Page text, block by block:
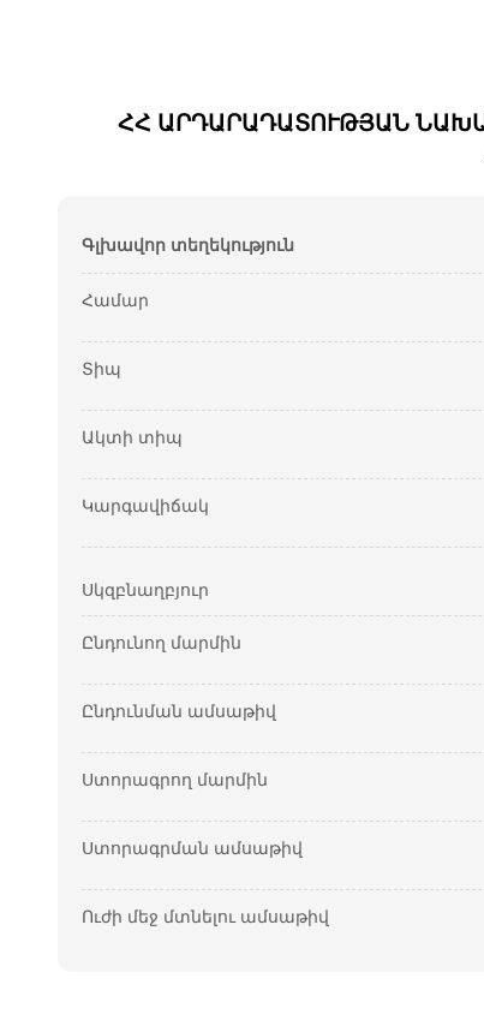
ՀՀ ԱՐԴԱՐԱԴԱՏՈՒԹՅԱՆ
Գլխավոր տեղեկություն
Համար
Տիպ
Ակտի տիպ
Կարգավիճակ
Սկզբնաղբյուր
Ընդունող մարմին
Ընդունման ամսաթիվ
Ստորագրող մարմին
Ստորագրման ամսաթիվ
Ուժի մեջ մտնելու ամսաթիվ